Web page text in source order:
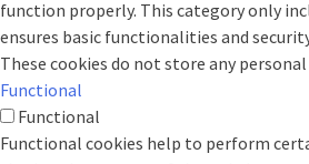
function properly. This category only
ensures basic functionalities and
These cookies do not store any
Functional
Functional
Functional cookies help to perform